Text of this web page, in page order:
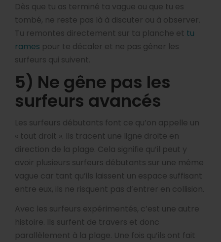
Dès que tu as terminé ta vague ou que tu es
tombé, ne reste pas là à discuter ou à observer.
Tu remontes directement sur ta planche et tu
rames pour te décaler et ne pas gêner les
surfeurs qui suivent.
5) Ne gêne pas les
surfeurs avancés
Les surfeurs débutants font ce qu’on appelle un
« tout droit ». Ils tracent une ligne droite en
direction de la plage. Cela signifie qu’il peut y
avoir plusieurs surfeurs débutants sur une même
vague car tant qu’ils laissent un espace suffisant
entre eux, ils ne risquent pas d’entrer en collision.
Avec les surfeurs expérimentés, c’est une autre
histoire. Ils surfent de travers et donc
parallèlement à la plage. Une fois qu’ils ont fait